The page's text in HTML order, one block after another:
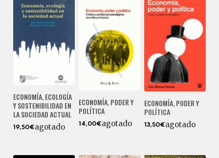
ECONOMÍA, ECOLOGÍA
Y SOSTENIBILIDAD EN
LA SOCIEDAD ACTUAL
19,50€agotado
ECONOMÍA, PODER Y
POLÍTICA
14,00€agotado
ECONOMÍA, PODER Y
POLÍTICA
13,50€agotado